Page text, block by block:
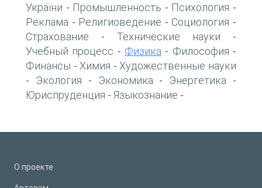
України - Промышленность - Психология -
Реклама - Религиоведение - Социология -
Страхование - Технические науки -
Учебный процесс - Физика - Философия -
Финансы - Химия - Художественные науки
- Экология - Экономика - Энергетика -
Юриспруденция - Языкознание -
О проекте